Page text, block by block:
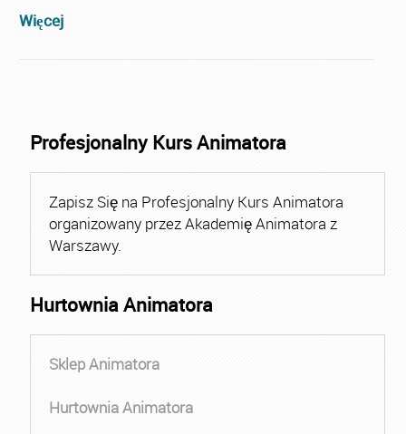
Więcej
Profesjonalny Kurs Animatora
Zapisz Się na Profesjonalny Kurs Animatora
organizowany przez Akademię Animatora z
Warszawy.
Hurtownia Animatora
Sklep Animatora
Hurtownia Animatora